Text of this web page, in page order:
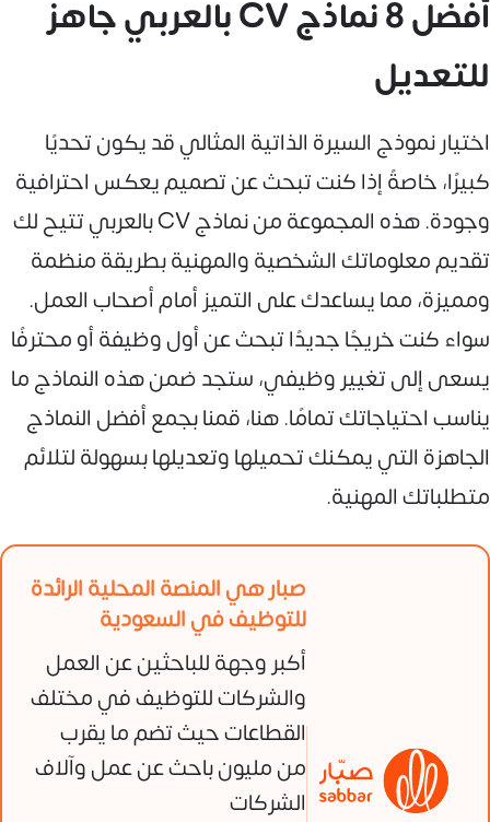
أفضل 8 نماذج CV بالعربي جاهز
للتعديل
اختيار نموذج السيرة الذاتية المثالي قد يكون تحديًا
كبيرًا، خاصةً إذا كنت تبحث عن تصميم يعكس احترافية
وجودة. هذه المجموعة من نماذج CV بالعربي تتيح لك
تقديم معلوماتك الشخصية والمهنية بطريقة منظمة
ومميزة، مما يساعدك على التميز أمام أصحاب العمل.
سواء كنت خريجًا جديدًا تبحث عن أول وظيفة أو محترفًا
يسعى إلى تغيير وظيفي، ستجد ضمن هذه النماذج ما
يناسب احتياجاتك تمامًا. هنا، قمنا بجمع أفضل النماذج
الجاهزة التي يمكنك تحميلها وتعديلها بسهولة لتلائم
متطلباتك المهنية.
صبار هي المنصة المحلية الرائدة
للتوظيف في السعودية
أكبر وجهة للباحثين عن العمل
والشركات للتوظيف في مختلف
القطاعات حيث تضم ما يقرب
من مليون باحث عن عمل وآلاف
الشركات